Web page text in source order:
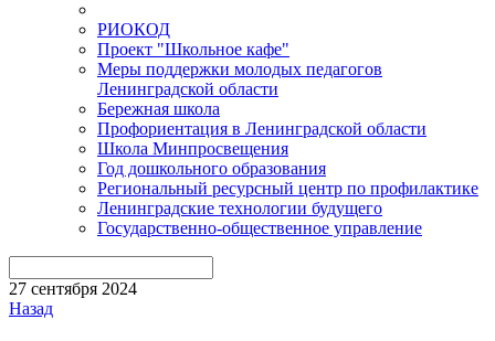
РИОКОД
Проект "Школьное кафе"
Меры поддержки молодых педагогов
Ленинградской области
Бережная школа
Профориентация в Ленинградской области
Школа Минпросвещения
Год дошкольного образования
Региональный ресурсный центр по профилактике
Ленинградские технологии будущего
Государственно-общественное управление
27 сентября 2024
Назад